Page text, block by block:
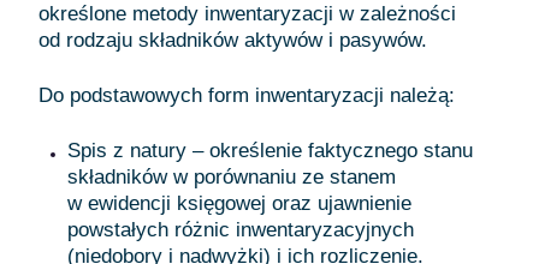
określone metody inwentaryzacji w zależności
od rodzaju składników aktywów i pasywów.
Do podstawowych form inwentaryzacji należą:
Spis z natury – określenie faktycznego stanu
składników w porównaniu ze stanem
w ewidencji księgowej oraz ujawnienie
powstałych różnic inwentaryzacyjnych
(niedobory i nadwyżki) i ich rozliczenie.